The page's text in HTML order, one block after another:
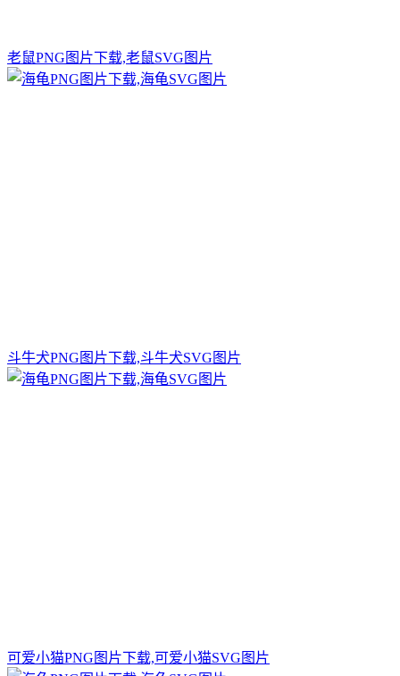
老鼠PNG图片下载,老鼠SVG图片
斗牛犬PNG图片下载,斗牛犬SVG图片
可爱小猫PNG图片下载,可爱小猫SVG图片